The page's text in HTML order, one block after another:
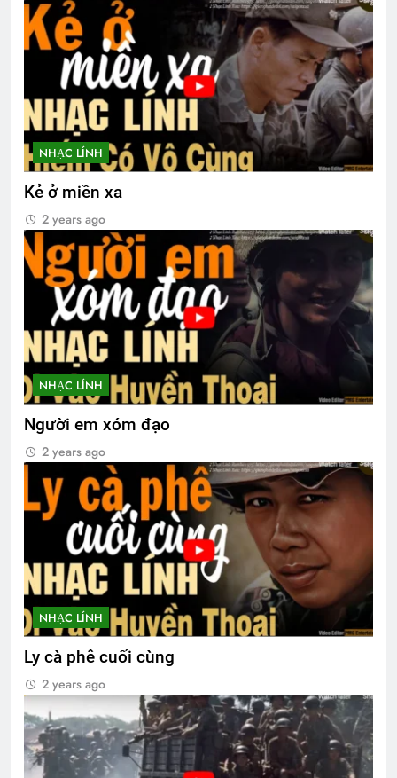
NHẠC LÍNH
Kẻ ở miền xa
2 years ago
NHẠC LÍNH
Người em xóm đạo
2 years ago
NHẠC LÍNH
Ly cà phê cuối cùng
2 years ago